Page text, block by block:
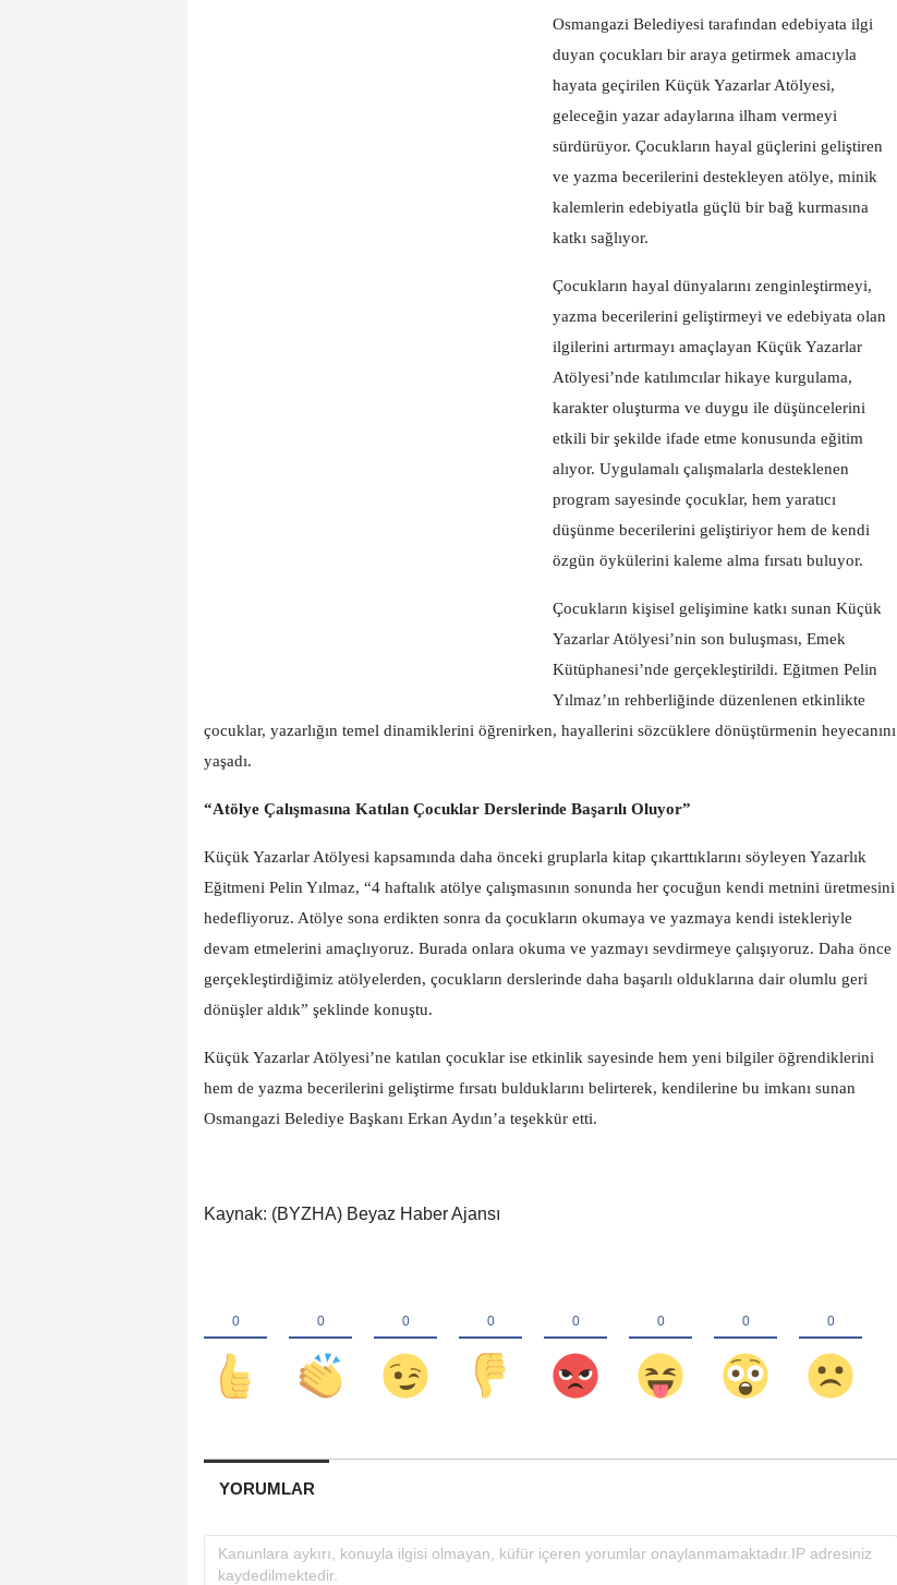
Osmangazi Belediyesi tarafından edebiyata ilgi
duyan çocukları bir araya getirmek amacıyla
hayata geçirilen Küçük Yazarlar Atölyesi,
geleceğin yazar adaylarına ilham vermeyi
sürdürüyor. Çocukların hayal güçlerini geliştiren
ve yazma becerilerini destekleyen atölye, minik
kalemlerin edebiyatla güçlü bir bağ kurmasına
katkı sağlıyor.
Çocukların hayal dünyalarını zenginleştirmeyi,
yazma becerilerini geliştirmeyi ve edebiyata olan
ilgilerini artırmayı amaçlayan Küçük Yazarlar
Atölyesi’nde katılımcılar hikaye kurgulama,
karakter oluşturma ve duygu ile düşüncelerini
etkili bir şekilde ifade etme konusunda eğitim
alıyor. Uygulamalı çalışmalarla desteklenen
program sayesinde çocuklar, hem yaratıcı
düşünme becerilerini geliştiriyor hem de kendi
özgün öykülerini kaleme alma fırsatı buluyor.
Çocukların kişisel gelişimine katkı sunan Küçük
Yazarlar Atölyesi’nin son buluşması, Emek
Kütüphanesi’nde gerçekleştirildi. Eğitmen Pelin
Yılmaz’ın rehberliğinde düzenlenen etkinlikte
çocuklar, yazarlığın temel dinamiklerini öğrenirken, hayallerini sözcüklere dönüştürmenin heyecanını
yaşadı.
“Atölye Çalışmasına Katılan Çocuklar Derslerinde Başarılı Oluyor”
Küçük Yazarlar Atölyesi kapsamında daha önceki gruplarla kitap çıkarttıklarını söyleyen Yazarlık
Eğitmeni Pelin Yılmaz, “4 haftalık atölye çalışmasının sonunda her çocuğun kendi metnini üretmesini
hedefliyoruz. Atölye sona erdikten sonra da çocukların okumaya ve yazmaya kendi istekleriyle
devam etmelerini amaçlıyoruz. Burada onlara okuma ve yazmayı sevdirmeye çalışıyoruz. Daha önce
gerçekleştirdiğimiz atölyelerden, çocukların derslerinde daha başarılı olduklarına dair olumlu geri
dönüşler aldık” şeklinde konuştu.
Küçük Yazarlar Atölyesi’ne katılan çocuklar ise etkinlik sayesinde hem yeni bilgiler öğrendiklerini
hem de yazma becerilerini geliştirme fırsatı bulduklarını belirterek, kendilerine bu imkanı sunan
Osmangazi Belediye Başkanı Erkan Aydın’a teşekkür etti.
Kaynak: (BYZHA) Beyaz Haber Ajansı
YORUMLAR